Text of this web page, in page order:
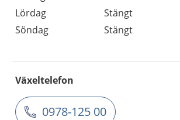
Lördag
Stängt
Söndag
Stängt
Växeltelefon
0978-125 00